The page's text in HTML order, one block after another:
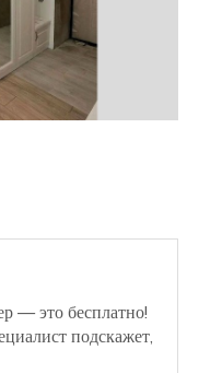
— это бесплатно!
подскажет,